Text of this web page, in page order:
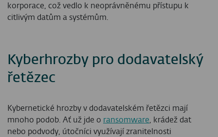
korporace, což vedlo k neoprávněnému přístupu k
citlivým datům a systémům.
Kyberhrozby pro dodavatelský
řetězec
Kybernetické hrozby v dodavatelském řetězci mají
mnoho podob. Ať už jde o ransomware, krádež dat
nebo podvody, útočníci využívají zranitelnosti